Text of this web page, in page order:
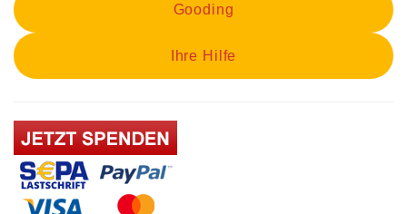
Gooding
Ihre Hilfe